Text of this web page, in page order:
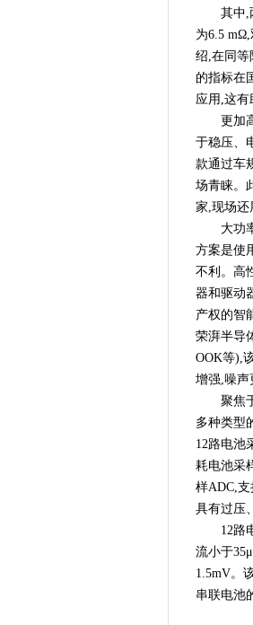
其中,
为6.5
绍,在同等
的指标在
应用,这有
更加
于稳压、
款通过车
场青睐。
家,现场还
大功
方案是使
不利。高
器和驱动
产权的智
荣湃半导
OOK等),
增强,噪声
聚焦
多种类型
12路电池
耗电池采
样ADC,支
具有过压
12路
流小于
1.5mV。
串联电池